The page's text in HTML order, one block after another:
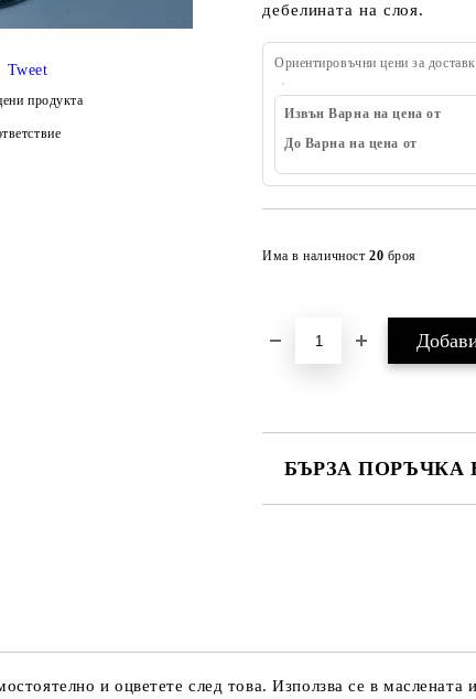
дебелината на слоя.
Ориентировъчни цени за
Извън Варна на цена от
До Варна на цена от
Има в наличност 20 броя
БЪРЗА ПОРЪЧКА
Tweet
продукта
и оцветете след това. Използва се в